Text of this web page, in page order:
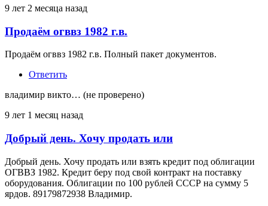
Виктор
проверено)
9 лет 2 месяца назад
Ответ
на
Куплю
Облигации
Гарант
проверено)
Продаём огввз 1982 г.в.
Продаём огввз 1982 г.в. Полный пакет документов.
Ответить
владимир викто… (не проверено)
9 лет 1 месяц назад
Ответ
на
Куплю
Облигации
от
Гарант
Добрый день. Хочу продать или
Добрый день. Хочу продать или взять кредит под облигации
ОГВВЗ 1982. Кредит беру под свой контракт на поставку
оборудования. Облигации по 100 рублей СССР на сумму 5
ярдов. 89179872938 Владимир.